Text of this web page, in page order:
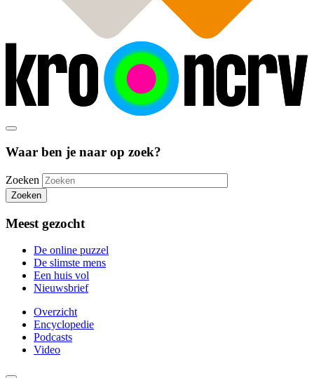
Waar ben je naar op zoek?
Zoeken
Zoeken
Meest gezocht
De online puzzel
De slimste mens
Een huis vol
Nieuwsbrief
Overzicht
Encyclopedie
Podcasts
Video